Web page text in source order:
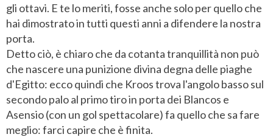
gli ottavi. E te lo meriti, fosse anche solo per quello che
hai dimostrato in tutti questi anni a difendere la nostra
porta.
Detto ciò, è chiaro che da cotanta tranquillità non può
che nascere una punizione divina degna delle piaghe
d'Egitto: ecco quindi che Kroos trova l'angolo basso sul
secondo palo al primo tiro in porta dei Blancos e
Asensio (con un gol spettacolare) fa quello che sa fare
meglio: farci capire che è finita.